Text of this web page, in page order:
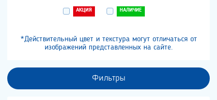
АКЦИЯ НАЛИЧИЕ
*Действительный цвет и текстура могут отличаться от
изображений представленных на сайте.
Фильтры